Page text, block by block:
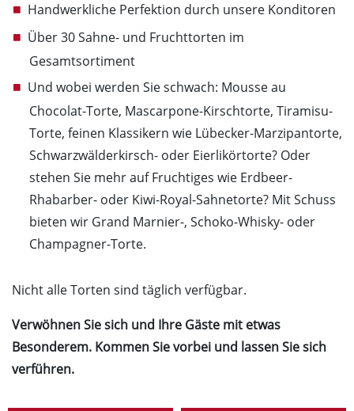
Handwerkliche Perfektion durch unsere Konditoren
Über 30 Sahne- und Fruchttorten im
Gesamtsortiment
Und wobei werden Sie schwach: Mousse au
Chocolat-Torte, Mascarpone-Kirschtorte, Tiramisu-
Torte, feinen Klassikern wie Lübecker-Marzipantorte,
Schwarzwälderkirsch- oder Eierlikörtorte? Oder
stehen Sie mehr auf Fruchtiges wie Erdbeer-
Rhabarber- oder Kiwi-Royal-Sahnetorte? Mit Schuss
bieten wir Grand Marnier-, Schoko-Whisky- oder
Champagner-Torte.
Nicht alle Torten sind täglich verfügbar.
Verwöhnen Sie sich und Ihre Gäste mit etwas
Besonderem. Kommen Sie vorbei und lassen Sie sich
verführen.